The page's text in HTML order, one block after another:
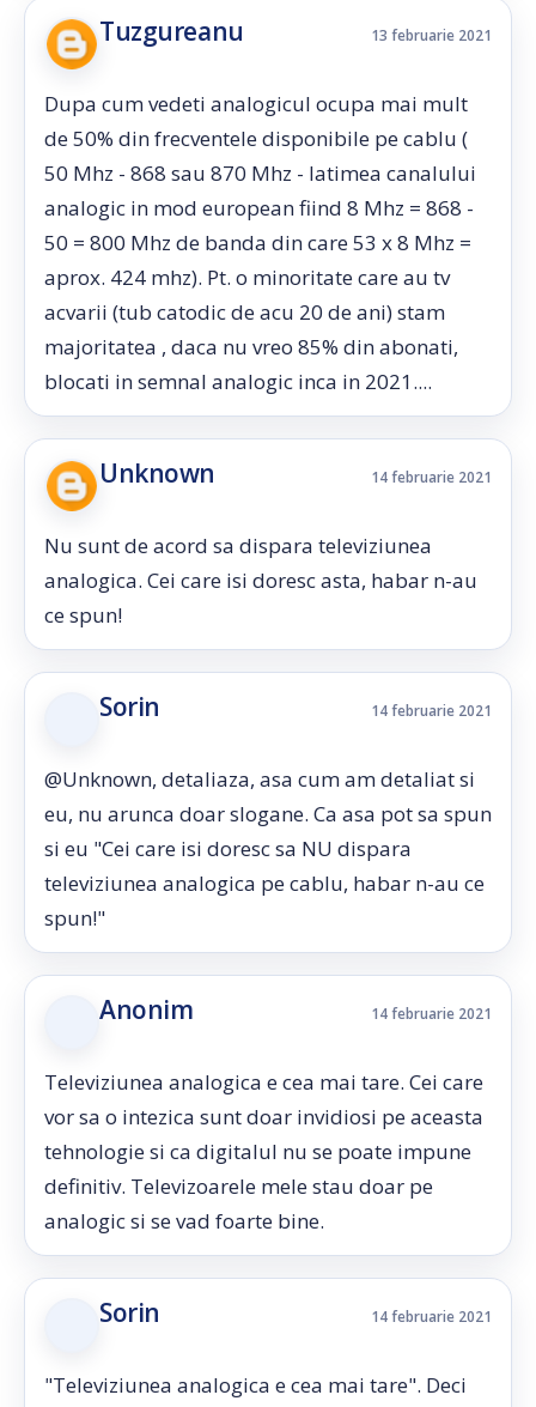
Tuzgureanu 13 februarie 2021
Dupa cum vedeti analogicul ocupa mai mult
de 50% din frecventele disponibile pe cablu (
50 Mhz - 868 sau 870 Mhz - latimea canalului
analogic in mod european fiind 8 Mhz = 868 -
50 = 800 Mhz de banda din care 53 x 8 Mhz =
aprox. 424 mhz). Pt. o minoritate care au tv
acvarii (tub catodic de acu 20 de ani) stam
majoritatea , daca nu vreo 85% din abonati,
blocati in semnal analogic inca in 2021....
Unknown 14 februarie 2021
Nu sunt de acord sa dispara televiziunea
analogica. Cei care isi doresc asta, habar n-au
ce spun!
Sorin 14 februarie 2021
@Unknown, detaliaza, asa cum am detaliat si
eu, nu arunca doar slogane. Ca asa pot sa spun
si eu "Cei care isi doresc sa NU dispara
televiziunea analogica pe cablu, habar n-au ce
spun!"
Anonim 14 februarie 2021
Televiziunea analogica e cea mai tare. Cei care
vor sa o intezica sunt doar invidiosi pe aceasta
tehnologie si ca digitalul nu se poate impune
definitiv. Televizoarele mele stau doar pe
analogic si se vad foarte bine.
Sorin 14 februarie 2021
"Televiziunea analogica e cea mai tare". Deci